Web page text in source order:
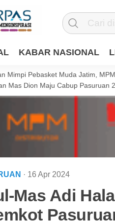
KABAR NASIONAL
Mimpi Pebasket Muda Jatim,
Mas Dion Maju Cabup Pasuruan
· 16 Apr 2024
Mas Adi